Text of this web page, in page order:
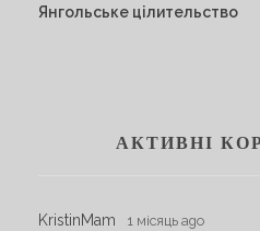
Янгольське цілительство
АКТИВНІ
KristinMam 1 місяць ago